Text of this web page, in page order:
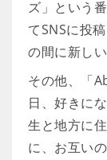
ズ」という
てSNSに投
の間に新し
その他、「
日、好きに
生と地方に
に、お互い